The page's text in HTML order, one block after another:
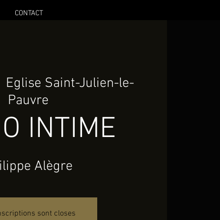
CONTACT
Eglise Saint-Julien-le-
Pauvre
INTIME
Alègre
sont closes